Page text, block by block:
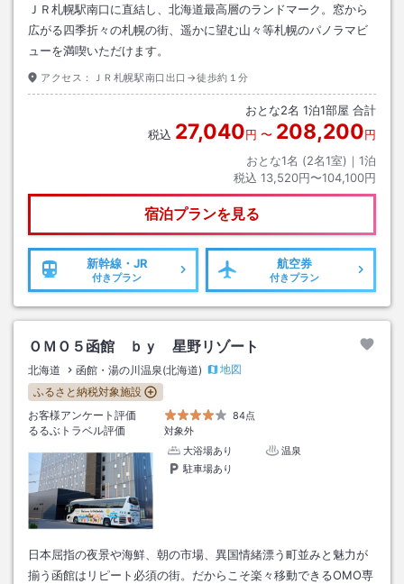
ＪＲ札幌駅南口に直結し、北海道最高層のランドマーク。窓から
広がる四季折々の札幌の街、遥かに望む山々等札幌のパノラマビ
ューを満喫いただけます。
アクセス： ＪＲ札幌駅南口出口→徒歩約１分
おとな2名 1泊1部屋 合計
税込 27,040円 〜 208,200円
おとな1名 (2名1室)｜ 1泊
税込 13,520円〜104,100円
宿泊プランを見る
新幹線・JR
付きプラン
航空券
付きプラン
ＯＭＯ５函館 ｂｙ 星野リゾート
北海道 函館・湯の川温泉(北海道)
地図
ふるさと納税対象施設
お客様アンケート評価
84点
るるぶトラベル評価
対象外
大浴場あり
温泉
駐車場あり
日本屈指の夜景や海鮮、朝の市場、異国情緒漂う町並みと魅力が
揃う函館はリピート必須の街。だからこそ楽々移動できるOMO専